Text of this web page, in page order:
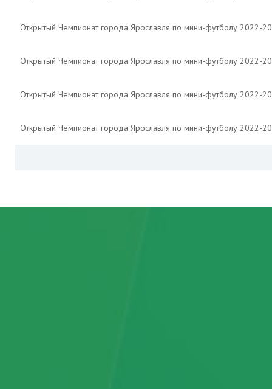
Открытый Чемпионат города Ярославля по мини-футболу 2022-
Открытый Чемпионат города Ярославля по мини-футболу 2022-
Открытый Чемпионат города Ярославля по мини-футболу 2022-
Открытый Чемпионат города Ярославля по мини-футболу 2022-